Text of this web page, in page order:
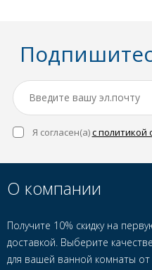
Я согласен(a)с
О компании
Получите 10% скидку на
доставкой. Выберите
для вашей ванной комнаты